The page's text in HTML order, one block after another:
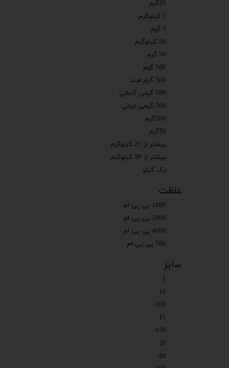
25گرم
5 کیلوگرم
5 گرم
50 کیلوگرم
50 گرم
500 گرم
500 گرم هند
500 گرمی آلمانی
500 گرمی ایرانی
500گرم
50گرم
بیشتر از 25 کیلوگرم
بیشتر از 50 کیلوگرم
یک کیلو
غلظت
1000 پی پی ام
2000 پی پی ام
4000 پی پی ام
500 پی پی ام
سایز
1
10-
100-
15
150-
20
20-